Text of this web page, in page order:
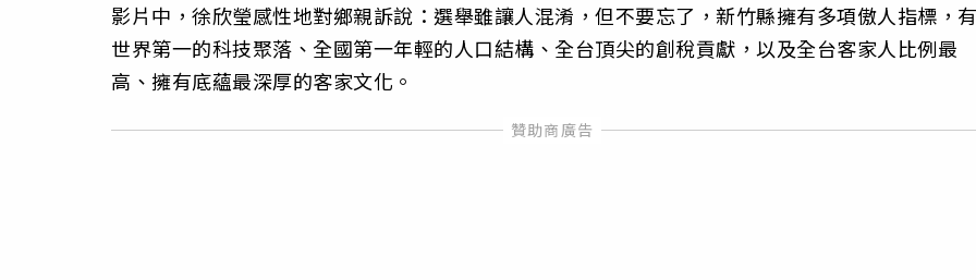
影片中，徐欣瑩感性地對鄉親訴說：選舉雖讓人混淆，但不要忘了，新竹縣擁有多項傲人指標，
世界第一的科技聚落、全國第一年輕的人口結構、全台頂尖的創稅貢獻，以及全台客家人比例最
高、擁有底蘊最深厚的客家文化。